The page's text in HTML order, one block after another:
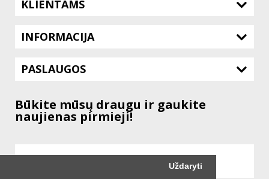
Uždaryti
KLIENTAMS
INFORMACIJA
PASLAUGOS
Būkite mūsų draugu ir gaukite
naujienas pirmieji!